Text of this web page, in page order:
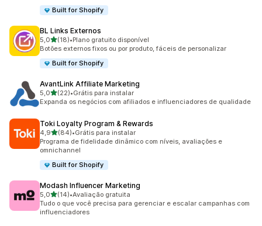
Built for Shopify
BL Links Externos
5,0de 5 estrelas
(18)
18 avaliações ao todo
•Plano gratuito disponível
Botões externos fixos ou por produto, fáceis de personalizar
Built for Shopify
AvantLink Affiliate Marketing
5,0de 5 estrelas
(22)
22 avaliações ao todo
•Grátis para instalar
Expanda os negócios com afiliados e influenciadores de qualidade
Toki Loyalty Program & Rewards
4,9de 5 estrelas
(84)
84 avaliações ao todo
•Grátis para instalar
Programa de fidelidade dinâmico com níveis, avaliações e
omnichannel
Built for Shopify
Modash Influencer Marketing
5,0de 5 estrelas
(14)
14 avaliações ao todo
•Avaliação gratuita
Tudo o que você precisa para gerenciar e escalar campanhas com
influenciadores